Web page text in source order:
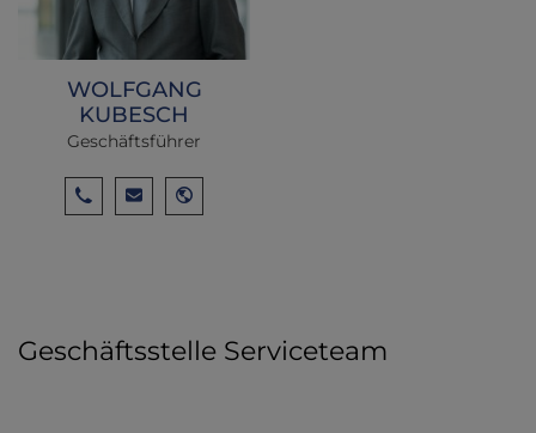
WOLFGANG
KUBESCH
Geschäftsführer
Geschäftsstelle Serviceteam